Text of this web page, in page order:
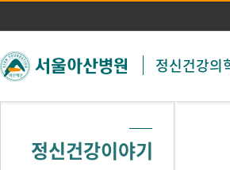
주메뉴 바로가기
본문 바로가기
정신건강의
정신건강이야기